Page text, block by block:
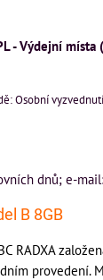
- Výdejní místa
Osobní vyzvednutí
dnů; e-mail:
B 8GB
RADXA
provedení.